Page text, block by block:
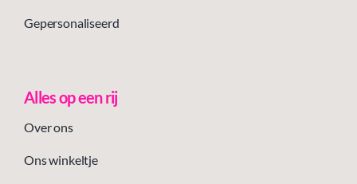
Gepersonaliseerd
Alles op een rij
Over ons
Ons winkeltje